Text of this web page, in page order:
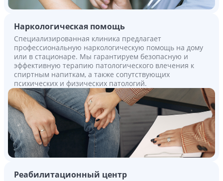
Наркологическая помощь
Специализированная клиника предлагает
профессиональную наркологическую помощь на дому
или в стационаре. Мы гарантируем безопасную и
эффективную терапию патологического влечения к
спиртным напиткам, а также сопутствующих
психических и физических патологий.
Реабилитационный центр